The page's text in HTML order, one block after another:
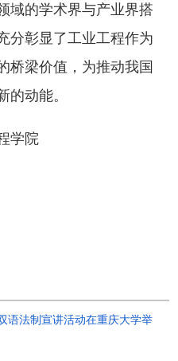
域的学术界与产业界搭
分彰显了工业工程作为
桥梁价值，为推动我国
动能。
学院
语法制宣讲活动在重庆大学举